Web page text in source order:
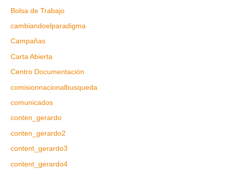
Bolsa de Trabajo
cambiandoelparadigma
Campañas
Carta Abierta
Centro Documentación
comisionnacionalbusqueda
comunicados
conten_gerardo
conten_gerardo2
content_gerardo3
content_gerardo4